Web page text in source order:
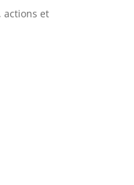
actions et